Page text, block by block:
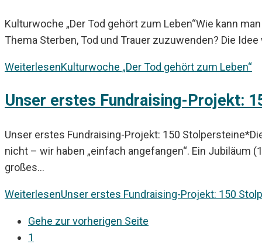
Kulturwoche „Der Tod gehört zum Leben“Wie kann
Thema Sterben, Tod und Trauer zuzuwenden? Die
WeiterlesenKulturwoche „Der Tod gehört zum Leben“
Unser erstes Fundraising­-Projekt:
Unser erstes Fundraising­-Projekt: 150
nicht – wir haben „einfach angefangen“. Ein
großes…
WeiterlesenUnser erstes Fundraising­-Projekt: 150
Gehe zur vorherigen Seite
1